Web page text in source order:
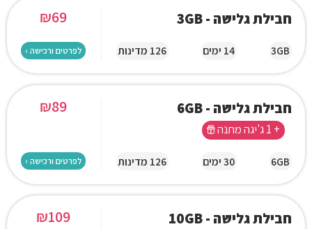
חבילת גלישה - 3GB
3GB 14 ימים 126 מדינות
₪69
לפרטים ורכישה ›
חבילת גלישה - 6GB
+ 1 ג'יגה מתנה
6GB 30 ימים 126 מדינות
₪89
לפרטים ורכישה ›
חבילת גלישה - 10GB ₪109